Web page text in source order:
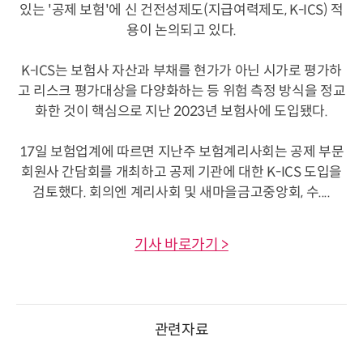
있는 '공제 보험'에 신 건전성제도(지급여력제도, K-ICS) 적
용이 논의되고 있다.
K-ICS는 보험사 자산과 부채를 현가가 아닌 시가로 평가하
고 리스크 평가대상을 다양화하는 등 위험 측정 방식을 정교
화한 것이 핵심으로 지난 2023년 보험사에 도입됐다.
17일 보험업계에 따르면 지난주 보험계리사회는 공제 부문
회원사 간담회를 개최하고 공제 기관에 대한 K-ICS 도입을
검토했다. 회의엔 계리사회 및 새마을금고중앙회, 수....
기사 바로가기 >
관련자료